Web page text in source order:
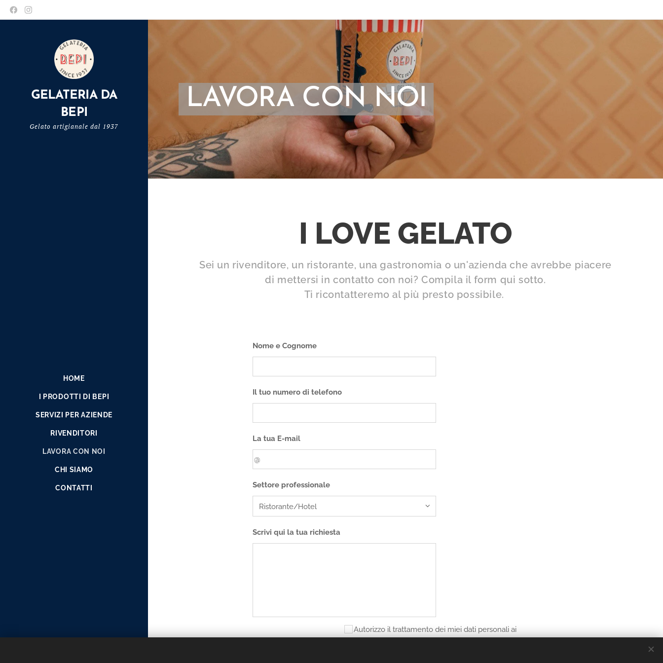
GELATERIA DA
BEPI
Gelato artigianale dal 1937
HOME
I PRODOTTI DI BEPI
SERVIZI PER AZIENDE
RIVENDITORI
LAVORA CON NOI
CHI SIAMO
CONTATTI
LAVORA CON NOI
I LOVE GELATO
Sei un rivenditore, un ristorante, una gastronomia o un'azienda che avrebbe piacere
di mettersi in contatto con noi? Compila il form qui sotto.
Ti ricontatteremo al più presto possibile.
Nome e Cognome
Il tuo numero di telefono
La tua E-mail
Settore professionale
Scrivi qui la tua richiesta
Autorizzo il trattamento dei miei dati personali ai